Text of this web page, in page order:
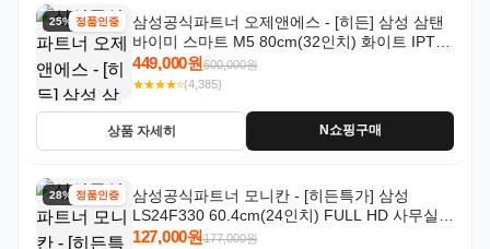
25% 할인정품인증
삼성공식파트너 오제앤에스 - [히든] 삼성 삼탠
바이미 스마트 M5 80cm(32인치) 화이트 IPTV
OTT 패키지
449,000원600,000원
★★★★⭐(4,385)
상품 자세히 N쇼핑구매
28% 할인정품인증
삼성공식파트너 모니칸 - [히든특가] 삼성
LS24F330 60.4cm(24인치) FULL HD 사무실/
컴퓨터 모니터
127,000원177,000원